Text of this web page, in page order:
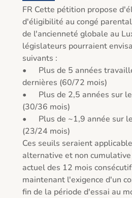
FR Cette pétition propose
d'éligibilité au congé
de l'ancienneté globale au
législateurs pourraient
suivants :
•	Plus de 5 années travaillées sur les 6
dernières (60/72 mois)
•	Plus de 2,5 années sur les 3 dernières
(30/36 mois)
•	Plus de ~1,9 année sur les 2 dernières
(23/24 mois)
Ces seuils seraient
alternative et non
actuel des 12 mois
maintenant l'exigence d'un
fin de la période d'essai au